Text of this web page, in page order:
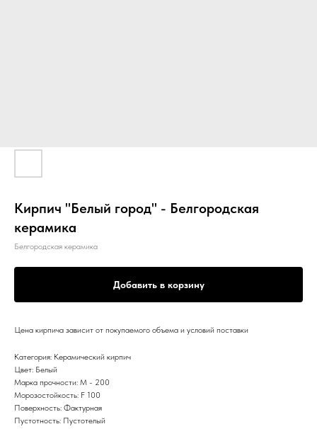
Кирпич "Белый город" - Белгородская
керамика
Белгородская керамика
Добавить в корзину
Цена кирпича зависит от покупаемого объема и условий поставки
Категория: Керамический кирпич
Цвет: Белый
Марка прочности: M - 200
Морозостойкость: F 100
Поверхность: Фактурная
Пустотность: Пустотелый